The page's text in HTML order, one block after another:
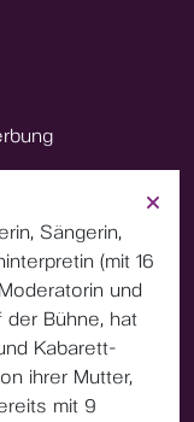
Sängerin,
(mit 16
und
der Bühne, hat
Kabarett-
ihrer Mutter,
mit 9